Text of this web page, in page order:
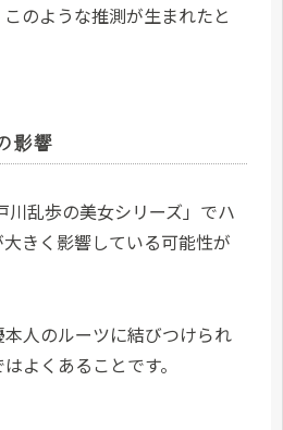
のような推測が生まれたと
影響
川乱歩の美女シリーズ」でハ
きく影響している可能性が
人のルーツに結びつけられ
よくあることです。